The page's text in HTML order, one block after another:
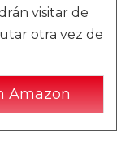
visitar de
otra vez de
Amazon